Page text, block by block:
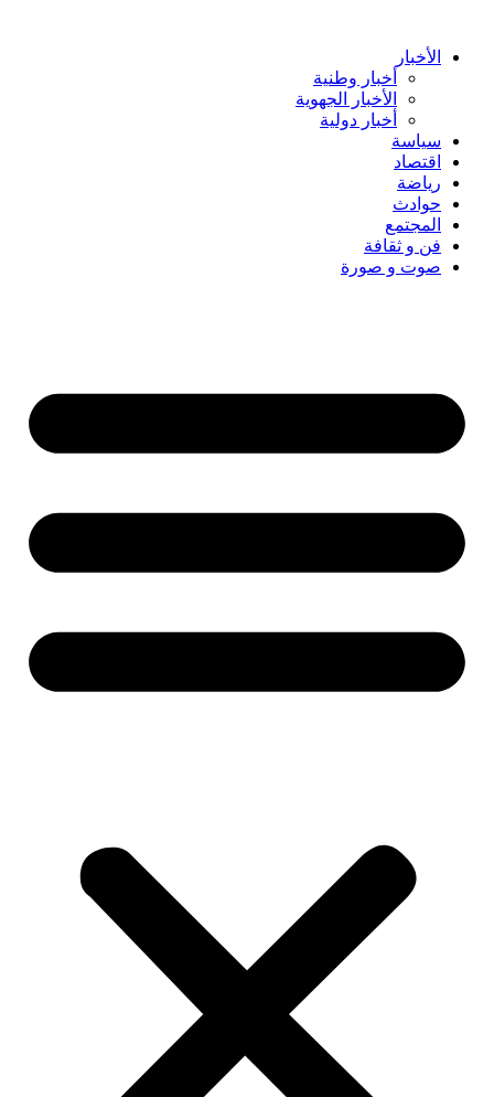
content الأخبار
أخبار وطنية
الأخبار الجهوية
أخبار دولية
سياسة
اقتصاد
رياضة
حوادث
المجتمع
فن و ثقافة
صوت و صورة